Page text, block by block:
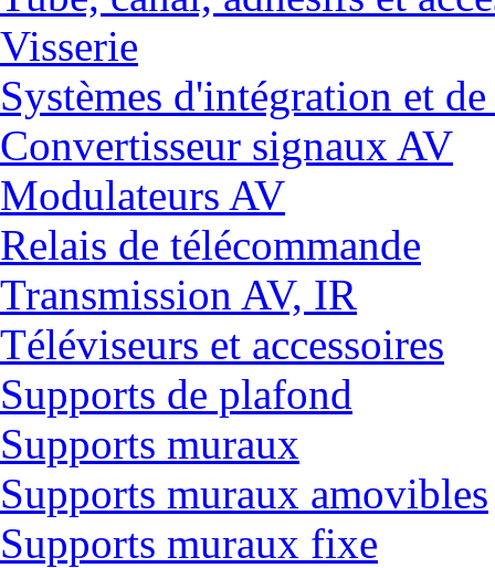
Visserie
Systèmes d'intégration et
Convertisseur signaux AV
Modulateurs AV
Relais de télécommande
Transmission AV, IR
Téléviseurs et accessoires
Supports de plafond
Supports muraux
Supports muraux amovibles
Supports muraux fixe